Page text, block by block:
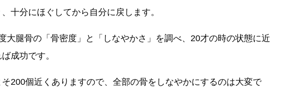
十分にほぐしてから自分に戻します。
大腿骨の「骨密度」と「しなやかさ」を調べ、20才の時の状態に近
成功です。
200個近くありますので、全部の骨をしなやかにするのは大変で